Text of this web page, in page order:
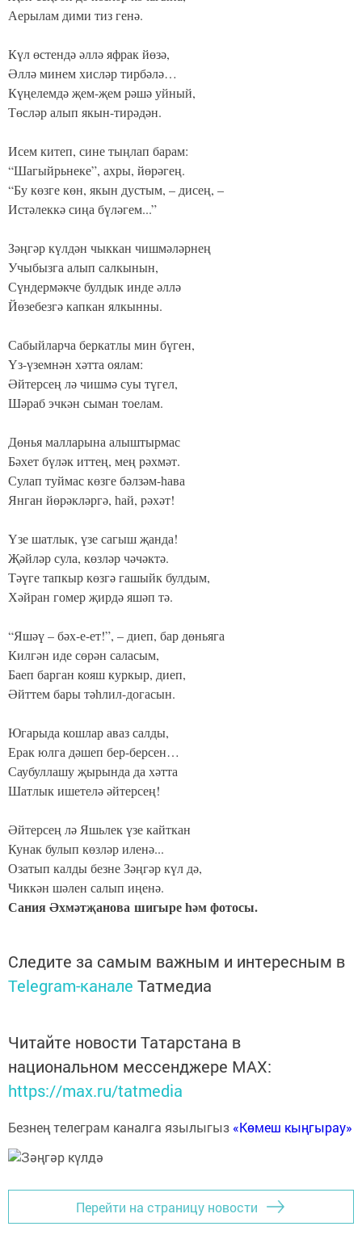
Аерылам дими тиз генә.
Күл өстендә әллә яфрак йөзә,
Әллә минем хисләр тирбәлә…
Күңелемдә җем-җем рәшә уйный,
Төсләр алып якын-тирәдән.
Исем китеп, сине тыңлап барам:
“Шагыйрьнеке”, ахры, йөрәгең.
“Бу көзге көн, якын дустым, – дисең, –
Истәлеккә сиңа бүләгем...”
Зәңгәр күлдән чыккан чишмәләрнең
Учыбызга алып салкынын,
Сүндермәкче булдык инде әллә
Йөзебезгә капкан ялкынны.
Сабыйларча беркатлы мин бүген,
Үз-үземнән хәтта оялам:
Әйтерсең лә чишмә суы түгел,
Шәраб эчкән сыман тоелам.
Дөнья малларына алыштырмас
Бәхет бүләк иттең, мең рәхмәт.
Сулап туймас көзге бәлзәм-һава
Янган йөрәкләргә, һай, рәхәт!
Үзе шатлык, үзе сагыш җанда!
Җәйләр сула, көзләр чәчәктә.
Тәүге тапкыр көзгә гашыйк булдым,
Хәйран гомер җирдә яшәп тә.
“Яшәү – бәх-е-ет!”, – диеп, бар дөньяга
Килгән иде сөрән саласым,
Баеп барган кояш куркыр, диеп,
Әйттем бары тәһлил-догасын.
Югарыда кошлар аваз салды,
Ерак юлга дәшеп бер-берсен…
Саубуллашу җырында да хәтта
Шатлык ишетелә әйтерсең!
Әйтерсең лә Яшьлек үзе кайткан
Кунак булып көзләр иленә...
Озатып калды безне Зәңгәр күл дә,
Чиккән шәлен салып иңенә.
Сания Әхмәтҗанова шигыре һәм фотосы.
Следите за самым важным и интересным в
Telegram-канале Татмедиа
Читайте новости Татарстана в
национальном мессенджере MАХ:
https://max.ru/tatmedia
Безнең телеграм каналга язылыгыз «Көмеш кыңгырау»
Перейти на страницу новости